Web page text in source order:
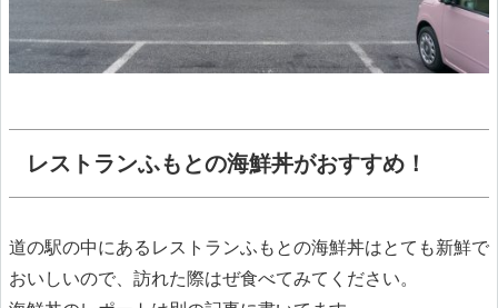
レストランふもとの海鮮丼がおすすめ！
道の駅の中にあるレストランふもとの海鮮丼はとても新鮮で
おいしいので、訪れた際はぜ食べてみてください。